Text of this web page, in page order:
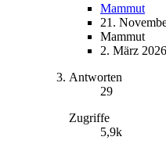
Mammut
21.
Mammut
2. März
Antworten
29
Zugriffe
5,9k